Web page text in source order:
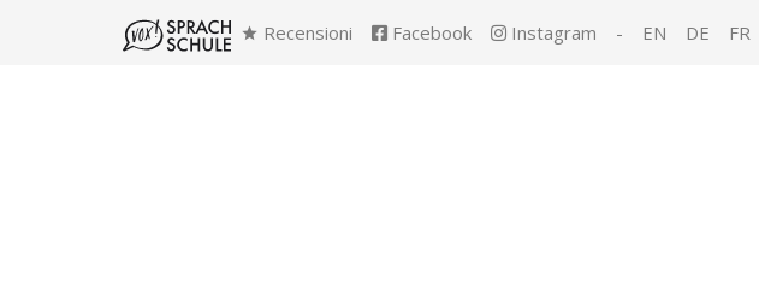
Recensioni Facebook Instagram - EN DE FR